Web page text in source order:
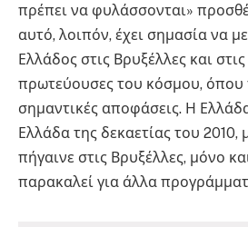
πρέπει να φυλάσσονται»
αυτό, λοιπόν, έχει σημασία να
Ελλάδος στις Βρυξέλλες και
πρωτεύουσες του κόσμου, όπου
σημαντικές αποφάσεις. Η
Ελλάδα της δεκαετίας του
πήγαινε στις Βρυξέλλες, μόνο
παρακαλεί για άλλα